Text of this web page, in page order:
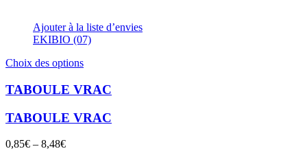
Ajouter à la liste d’envies
EKIBIO (07)
Choix des optionsCe
a
plusieurs
variations.
Les
TABOULE VRAC
TABOULE VRAC
0,85€ – 8,48€